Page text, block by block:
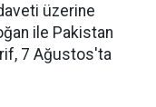
üzerine
ile Pakistan
7 Ağustos'ta